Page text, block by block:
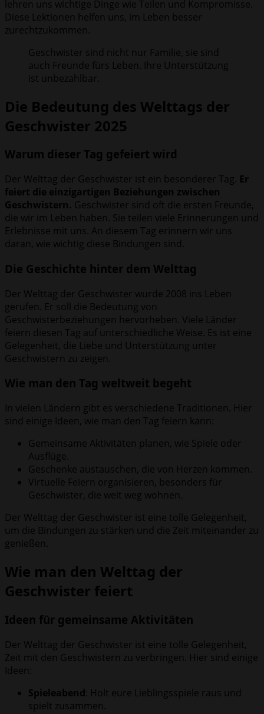
lehren uns wichtige Dinge wie Teilen und Kompromisse.
Diese Lektionen helfen uns, im Leben besser
zurechtzukommen.
Geschwister sind nicht nur Familie, sie sind
auch Freunde fürs Leben. Ihre Unterstützung
ist unbezahlbar.
Die Bedeutung des Welttags der
Geschwister 2025
Warum dieser Tag gefeiert wird
Der Welttag der Geschwister ist ein besonderer Tag. Er
feiert die einzigartigen Beziehungen zwischen
Geschwistern. Geschwister sind oft die ersten Freunde,
die wir im Leben haben. Sie teilen viele Erinnerungen und
Erlebnisse mit uns. An diesem Tag erinnern wir uns
daran, wie wichtig diese Bindungen sind.
Die Geschichte hinter dem Welttag
Der Welttag der Geschwister wurde 2008 ins Leben
gerufen. Er soll die Bedeutung von
Geschwisterbeziehungen hervorheben. Viele Länder
feiern diesen Tag auf unterschiedliche Weise. Es ist eine
Gelegenheit, die Liebe und Unterstützung unter
Geschwistern zu zeigen.
Wie man den Tag weltweit begeht
In vielen Ländern gibt es verschiedene Traditionen. Hier
sind einige Ideen, wie man den Tag feiern kann:
Gemeinsame Aktivitäten planen, wie Spiele oder
Ausflüge.
Geschenke austauschen, die von Herzen kommen.
Virtuelle Feiern organisieren, besonders für
Geschwister, die weit weg wohnen.
Der Welttag der Geschwister ist eine tolle Gelegenheit,
um die Bindungen zu stärken und die Zeit miteinander zu
genießen.
Wie man den Welttag der
Geschwister feiert
Ideen für gemeinsame Aktivitäten
Der Welttag der Geschwister ist eine tolle Gelegenheit,
Zeit mit den Geschwistern zu verbringen. Hier sind einige
Ideen:
Spieleabend: Holt eure Lieblingsspiele raus und
spielt zusammen.